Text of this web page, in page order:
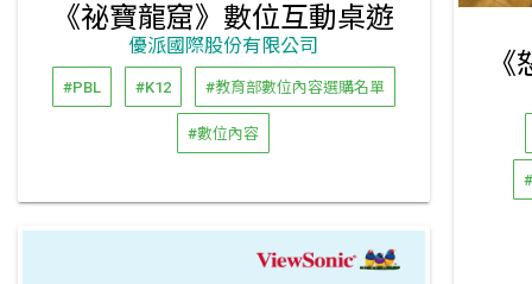
《祕寶龍窟》數位互動桌遊
優派國際股份有限公司
#PBL #K12 #教育部數位內容選購名單
#數位內容